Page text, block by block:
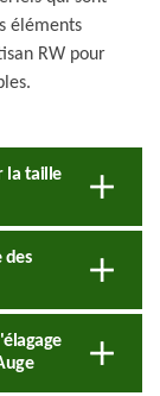
éléments
RW pour
la taille
des